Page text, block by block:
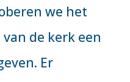
we het
de kerk een
Er